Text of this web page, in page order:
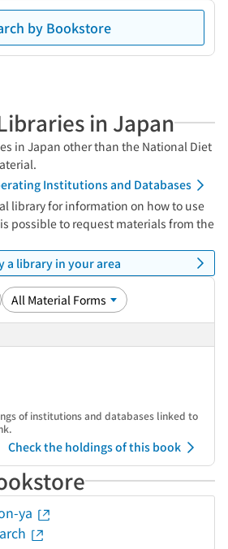
by Bookstore
in Japan
in Japan other than the National Diet
Institutions and Databases
library for information on how to use
possible to request materials from the
a library in your area
of institutions and databases linked to
Check the holdings of this book
ya